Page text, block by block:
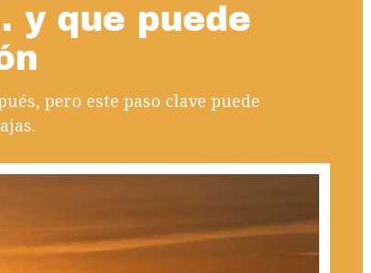
y que puede
pero este paso clave puede